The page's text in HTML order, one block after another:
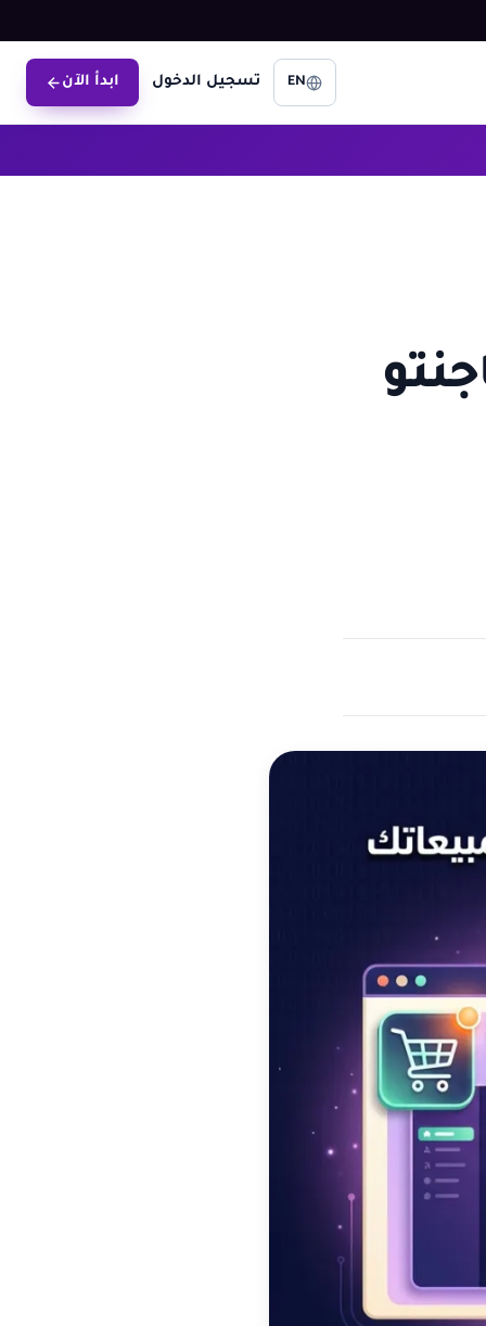
EN تسجيل الدخول ابدأ الآن